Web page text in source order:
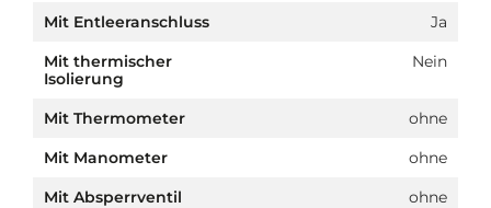
Mit Entleeranschluss
Ja
Mit thermischer
Isolierung
Nein
Mit Thermometer
ohne
Mit Manometer
ohne
Mit Absperrventil
ohne